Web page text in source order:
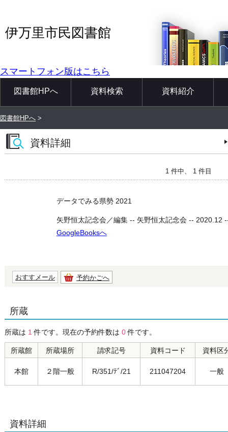
伊万里市民図書館
スマートフォン版はこちら
図書館HPへ 資料検索 資料紹介
図書館HPへ >
資料詳細
1 件中、 1 件目
データでみる県勢 2021
矢野恒太記念会／編集 -- 矢野恒太記念会 -- 2020.12
GoogleBooksへ
おすすメール 予約かごへ
所蔵
所蔵は 1 件です。現在の予約件数は 0件です。
所蔵館 所蔵場所 請求記号 資料コード 資料区
本館 ２階一般 R/351/ﾃﾞ/21 211047204 一般
資料詳細